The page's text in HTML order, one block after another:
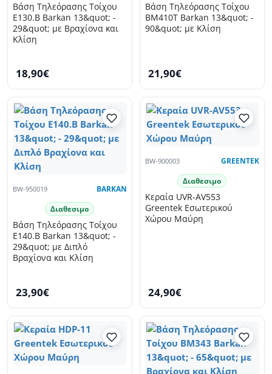
Βάση Τηλεόρασης Τοίχου
E130.B Barkan 13&quot; -
29&quot; με Βραχίονα και
Κλίση
18,90€
Βάση Τηλεόρασης Τοίχου
BM410T Barkan 13&quot; -
90&quot; με Κλίση
21,90€
BW-950019 BARKAN
Διαθεσιμο
Βάση Τηλεόρασης Τοίχου
E140.B Barkan 13&quot; -
29&quot; με Διπλό
Βραχίονα και Κλίση
23,90€
BW-900003 GREENTEK
Διαθεσιμο
Κεραία UVR-AV553
Greentek Εσωτερικού
Χώρου Μαύρη
24,90€